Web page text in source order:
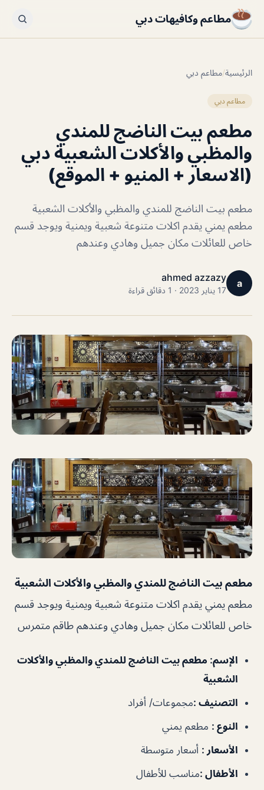
مطاعم وكافيهات دبي
الرئيسية/مطاعم دبي
مطاعم دبي
مطعم بيت الناضج للمندي
والمظبي والأكلات الشعبية دبي
(الاسعار + المنيو + الموقع)
مطعم بيت الناضج للمندي والمظبي والأكلات الشعبية
مطعم يمني يقدم اكلات متنوعة شعبية ويمنية ويوجد قسم
خاص للعائلات مكان جميل وهادي وعندهم
a
ahmed azzazy
17 يناير 2023 · 1 دقائق قراءة
مطعم بيت الناضج للمندي والمظبي والأكلات الشعبية
مطعم يمني يقدم اكلات متنوعة شعبية ويمنية ويوجد قسم
خاص للعائلات مكان جميل وهادي وعندهم طاقم متمرس
الإسم: مطعم بيت الناضج للمندي والمظبي والأكلات
الشعبية
التصنيف :مجموعات/ أفراد
النوع : مطعم يمني
الأسعار : أسعار متوسطة
الأطفال :مناسب للأطفال